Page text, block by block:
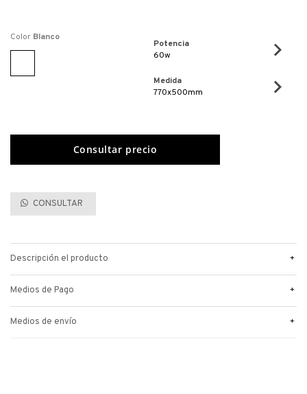
Color Blanco
Potencia
60w
Medida
770x500mm
CONSULTAR
+
Descripción el producto
+
Medios de Pago
+
Medios de envío